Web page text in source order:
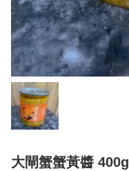
大閘蟹蟹黃醬 400g